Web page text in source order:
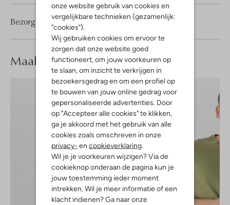
onze website gebruik van cookies en
vergelijkbare technieken (gezamenlijk:
"cookies").
Wij gebruiken cookies om ervoor te
zorgen dat onze website goed
functioneert, om jouw voorkeuren op
te slaan, om inzicht te verkrijgen in
bezoekersgedrag en om een profiel op
te bouwen van jouw online gedrag voor
gepersonaliseerde advertenties. Door
op "Accepteer alle cookies" te klikken,
ga je akkoord met het gebruik van alle
cookies zoals omschreven in onze
privacy- en cookieverklaring.
Wil je je voorkeuren wijzigen? Via de
cookieknop onderaan de pagina kun je
jouw toestemming ieder moment
intrekken. Wil je meer informatie of een
klacht indienen? Ga naar onze
Bezorgen & retourneren
Maak jelook compleet